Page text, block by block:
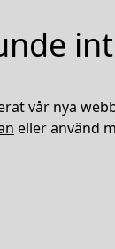
vår nya
eller använd